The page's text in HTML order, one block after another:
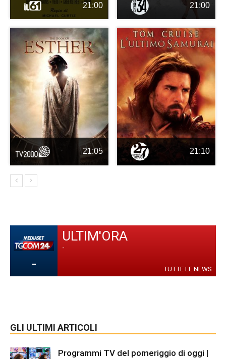
21:00 21:00
21:05 21:10
-
ULTIM'ORA
-
TUTTE LE NEWS
GLI ULTIMI ARTICOLI
Programmi TV del pomeriggio di oggi |